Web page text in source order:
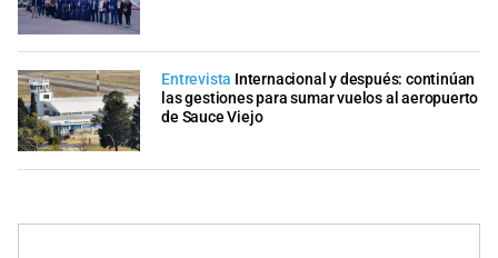
Entrevista Internacional y después: continúan
las gestiones para sumar vuelos al aeropuerto
de Sauce Viejo